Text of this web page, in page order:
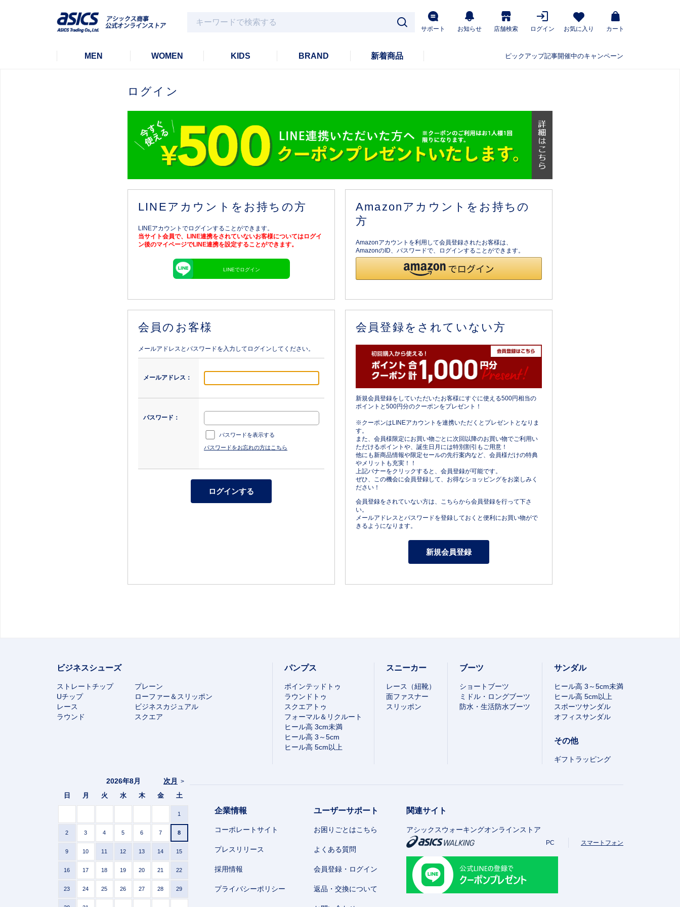
サポート お知らせ 店舗検索 ログイン お気に入り カート
MEN WOMEN KIDS BRAND 新着商品 ピックアップ記事開催中のキャンペーン
ログイン
LINEアカウントをお持ちの方
LINEアカウントでログインすることができます。
当サイト会員で、LINE連携をされていないお客様についてはログイ
ン後のマイページでLINE連携を設定することができます。
LINEでログイン
Amazonアカウントをお持ちの
方
Amazonアカウントを利用して会員登録されたお客様は、
AmazonのID、パスワードで、ログインすることができます。
会員のお客様
メールアドレスとパスワードを入力してログインしてください。
メールアドレス：
パスワード：
パスワードを表示する
パスワードをお忘れの方はこちら
会員登録をされていない方
新規会員登録をしていただいたお客様にすぐに使える500円相当の
ポイントと500円分のクーポンをプレゼント！
※クーポンはLINEアカウントを連携いただくとプレゼントとなりま
す。
また、会員様限定にお買い物ごとに次回以降のお買い物でご利用い
ただけるポイントや、誕生日月には特別割引もご用意！
他にも新商品情報や限定セールの先行案内など、会員様だけの特典
やメリットも充実！！
上記バナーをクリックすると、会員登録が可能です。
ぜひ、この機会に会員登録して、お得なショッピングをお楽しみく
ださい！
会員登録をされていない方は、こちらから会員登録を行って下さ
い。
メールアドレスとパスワードを登録しておくと便利にお買い物がで
きるようになります。
ビジネスシューズ
ストレートチップ
プレーン
Uチップ
ローファー＆スリッポン
レース
ビジネスカジュアル
ラウンド
スクエア
パンプス
ポインテッドトゥ
ラウンドトゥ
スクエアトゥ
フォーマル＆リクルート
ヒール高 3cm未満
ヒール高 3～5cm
ヒール高 5cm以上
スニーカー
レース（紐靴）
面ファスナー
スリッポン
ブーツ
ショートブーツ
ミドル・ロングブーツ
防水・生活防水ブーツ
サンダル
ヒール高 3～5cm未満
ヒール高 5cm以上
スポーツサンダル
オフィスサンダル
その他
ギフトラッピング
次月 >
2026年8月
日 月 火 水 木 金 土
1
2 3 4 5 6 7 8
9 10 11 12 13 14 15
16 17 18 19 20 21 22
23 24 25 26 27 28 29
企業情報
コーポレートサイト
プレスリリース
採用情報
プライバシーポリシー
ユーザーサポート
お困りごとはこちら
よくある質問
会員登録・ログイン
返品・交換について
関連サイト
アシックスウォーキングオンラインストア
PC スマートフォン